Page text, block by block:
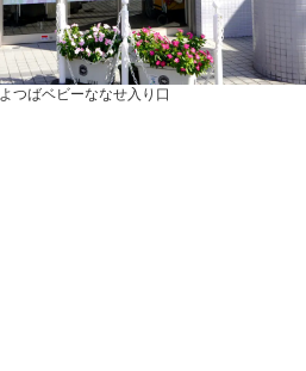
よつばベビーななせ入り口